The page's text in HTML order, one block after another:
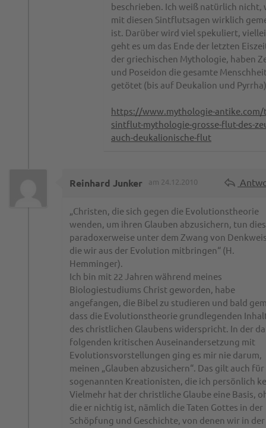
beschrieben. Ich weiß natürlich nicht,
mit diesen Sintflutsagen wirklich
ist. Darüber wird viel spekuliert,
geht es um das Ende der letzten
der griechischen Mythologie, haben
und Poseidon die gesamte
getötet (bis auf Deukalion und
https://www.mythologie-antike.com/
sintflut-mythologie-grosse-flut-des-
auch-deukalionische-flut
Reinhard Junker am 24.12.2010
„Christen, die sich gegen die Evolutionstheorie
wenden, um ihren Glauben abzusichern, tun dies
paradoxerweise unter dem Zwang von
die wir aus der Evolution mitbringen“ (H.
Hemminger).
Ich bin mit 22 Jahren während meines
Biologiestudiums Christ geworden, habe
angefangen, die Bibel zu studieren und bald
dass die Evolutionstheorie grundlegenden
des christlichen Glaubens widerspricht. In der
folgenden kritischen Auseinandersetzung mit
Evolutionsvorstellungen ging es mir nie darum,
meinen „Glauben abzusichern“. Das gilt auch
sogenannten Kreationisten, die ich persönlich
Vielmehr hat der christliche Glaube eine Basis,
die er nichtig ist, nämlich die Taten Gottes in der
Schöpfung und Geschichte, von denen wir in der